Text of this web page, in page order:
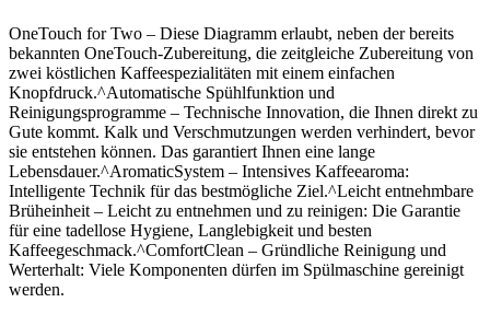
OneTouch for Two – Diese Diagramm erlaubt, neben der bereits
bekannten OneTouch-Zubereitung, die zeitgleiche Zubereitung von
zwei köstlichen Kaffeespezialitäten mit einem einfachen
Knopfdruck.^Automatische Spühlfunktion und
Reinigungsprogramme – Technische Innovation, die Ihnen direkt zu
Gute kommt. Kalk und Verschmutzungen werden verhindert, bevor
sie entstehen können. Das garantiert Ihnen eine lange
Lebensdauer.^AromaticSystem – Intensives Kaffeearoma:
Intelligente Technik für das bestmögliche Ziel.^Leicht entnehmbare
Brüheinheit – Leicht zu entnehmen und zu reinigen: Die Garantie
für eine tadellose Hygiene, Langlebigkeit und besten
Kaffeegeschmack.^ComfortClean – Gründliche Reinigung und
Werterhalt: Viele Komponenten dürfen im Spülmaschine gereinigt
werden.